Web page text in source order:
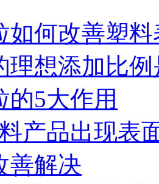
如何改善塑
理想添加比
的5大作用
产品出现表
善解决